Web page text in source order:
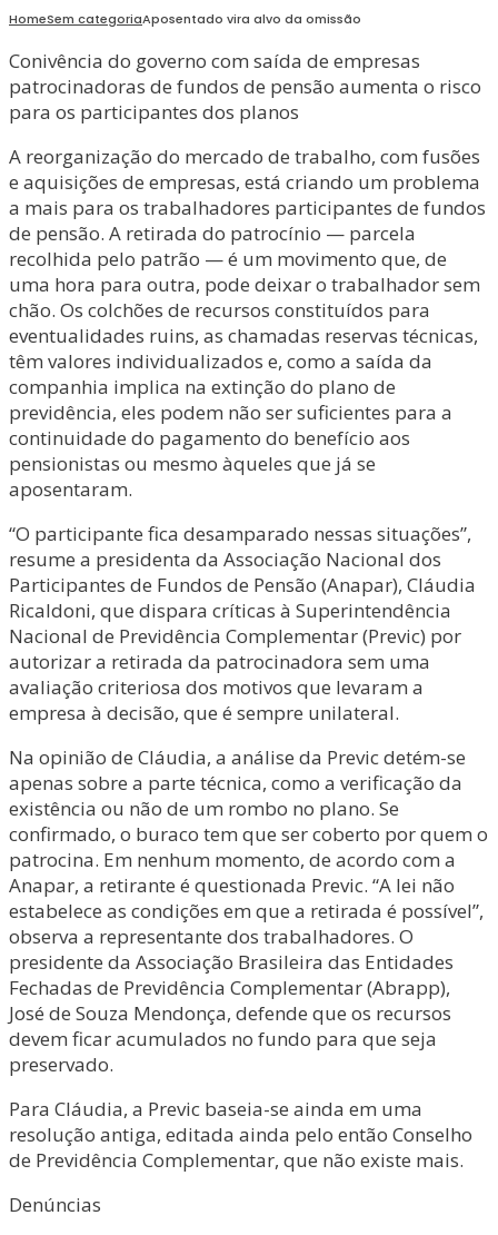
HomeSem categoriaAposentado vira alvo da omissão
Conivência do governo com saída de empresas
patrocinadoras de fundos de pensão aumenta o risco
para os participantes dos planos
A reorganização do mercado de trabalho, com fusões
e aquisições de empresas, está criando um problema
a mais para os trabalhadores participantes de fundos
de pensão. A retirada do patrocínio — parcela
recolhida pelo patrão — é um movimento que, de
uma hora para outra, pode deixar o trabalhador sem
chão. Os colchões de recursos constituídos para
eventualidades ruins, as chamadas reservas técnicas,
têm valores individualizados e, como a saída da
companhia implica na extinção do plano de
previdência, eles podem não ser suficientes para a
continuidade do pagamento do benefício aos
pensionistas ou mesmo àqueles que já se
aposentaram.
“O participante fica desamparado nessas situações”,
resume a presidenta da Associação Nacional dos
Participantes de Fundos de Pensão (Anapar), Cláudia
Ricaldoni, que dispara críticas à Superintendência
Nacional de Previdência Complementar (Previc) por
autorizar a retirada da patrocinadora sem uma
avaliação criteriosa dos motivos que levaram a
empresa à decisão, que é sempre unilateral.
Na opinião de Cláudia, a análise da Previc detém-se
apenas sobre a parte técnica, como a verificação da
existência ou não de um rombo no plano. Se
confirmado, o buraco tem que ser coberto por quem o
patrocina. Em nenhum momento, de acordo com a
Anapar, a retirante é questionada Previc. “A lei não
estabelece as condições em que a retirada é possível”,
observa a representante dos trabalhadores. O
presidente da Associação Brasileira das Entidades
Fechadas de Previdência Complementar (Abrapp),
José de Souza Mendonça, defende que os recursos
devem ficar acumulados no fundo para que seja
preservado.
Para Cláudia, a Previc baseia-se ainda em uma
resolução antiga, editada ainda pelo então Conselho
de Previdência Complementar, que não existe mais.
Denúncias